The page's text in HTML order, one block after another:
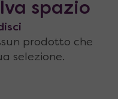
spazio
prodotto che
selezione.